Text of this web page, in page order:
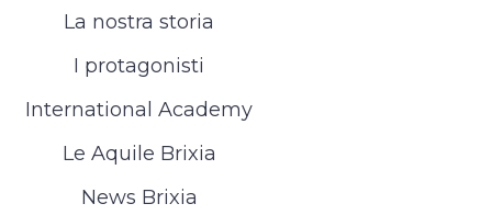
La nostra storia
I protagonisti
International Academy
Le Aquile Brixia
News Brixia